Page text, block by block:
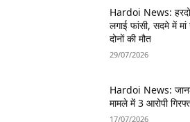
Hardoi News:
लगाई फांसी, सदमे में
दोनों की मौत
29/07/2026
Hardoi News:
मामले में 3 आरोपी
17/07/2026